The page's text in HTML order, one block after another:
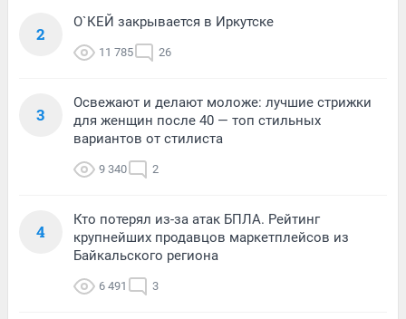
2
О`КЕЙ закрывается в Иркутске
11 785 26
3
Освежают и делают моложе: лучшие стрижки
для женщин после 40 — топ стильных
вариантов от стилиста
9 340 2
4
Кто потерял из-за атак БПЛА. Рейтинг
крупнейших продавцов маркетплейсов из
Байкальского региона
6 491 3